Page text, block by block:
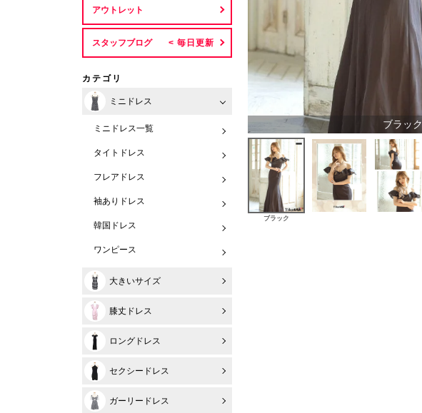
アウトレット
スタッフブログ
カテゴリ
ミニドレス
ミニドレス一覧
タイトドレス
フレアドレス
袖ありドレス
韓国ドレス
ワンピース
大きいサイズ
膝丈ドレス
ロングドレス
セクシードレス
ガーリードレス
ブラック
ブラック